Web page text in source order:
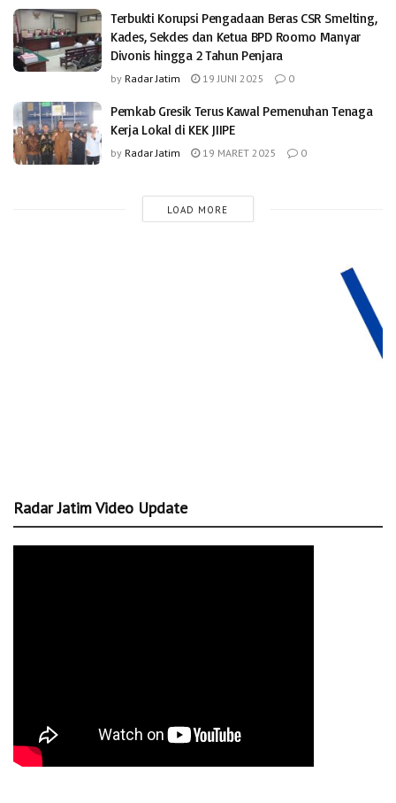
Terbukti Korupsi Pengadaan Beras CSR Smelting,
Kades, Sekdes dan Ketua BPD Roomo Manyar
Divonis hingga 2 Tahun Penjara
by Radar Jatim 19 JUNI 2025 0
Pemkab Gresik Terus Kawal Pemenuhan Tenaga
Kerja Lokal di KEK JIIPE
by Radar Jatim 19 MARET 2025 0
LOAD MORE
Radar Jatim Video Update